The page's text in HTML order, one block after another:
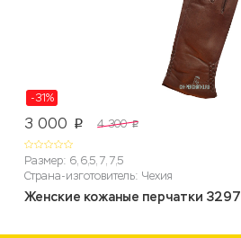
-31%
3 000 p 4 300 p
Размер: 6, 6,5, 7, 7,5
Страна-изготовитель: Чехия
Женские кожаные перчатки 3297